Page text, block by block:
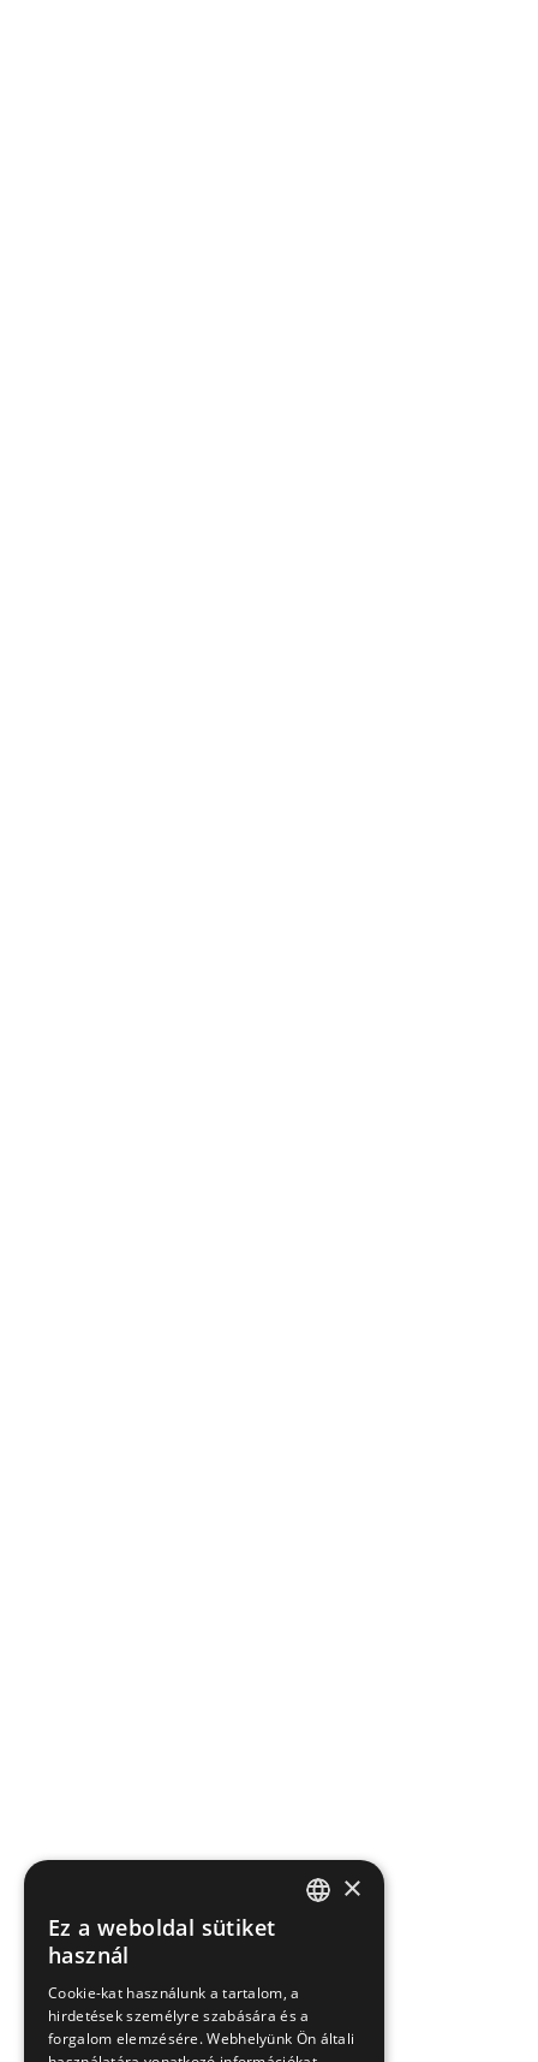
SK
RO
×
Ez a weboldal sütiket
használ
Cookie-kat használunk a tartalom, a
hirdetések személyre szabására és a
forgalom elemzésére. Webhelyünk Ön általi